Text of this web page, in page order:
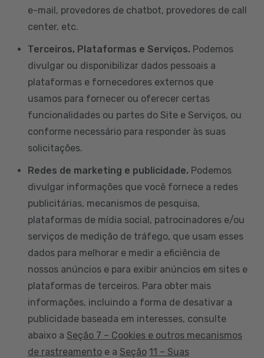
e-mail, provedores de chatbot, provedores de call
center, etc.
Terceiros, Plataformas e Serviços. Podemos
divulgar ou disponibilizar dados pessoais a
plataformas e fornecedores externos que
usamos para fornecer ou oferecer certas
funcionalidades ou partes do Site e Serviços, ou
conforme necessário para responder às suas
solicitações.
Redes de marketing e publicidade. Podemos
divulgar informações que você fornece a redes
publicitárias, mecanismos de pesquisa,
plataformas de mídia social, patrocinadores e/ou
serviços de medição de tráfego, que usam esses
dados para melhorar e medir a eficiência de
nossos anúncios e para exibir anúncios em sites e
plataformas de terceiros. Para obter mais
informações, incluindo a forma de desativar a
publicidade baseada em interesses, consulte
abaixo a Seção 7 – Cookies e outros mecanismos
de rastreamento e a Seção 11 – Suas